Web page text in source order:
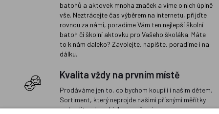
batohů a aktovek mnoha značek a víme o nich úplně
vše. Neztrácejte čas výběrem na internetu, přijďte
rovnou za námi, poradíme Vám ten nejlepší školní
batoh či školní aktovku pro Vašeho školáka. Máte
to k nám daleko? Zavolejte, napište, poradíme i na
dálku.
Kvalita vždy na prvním místě
Prodáváme jen to, co bychom koupili i našim dětem.
Sortiment, který neprojde našimi přísnými měřítky
na kvalitu, do nabídky nezařazujeme.